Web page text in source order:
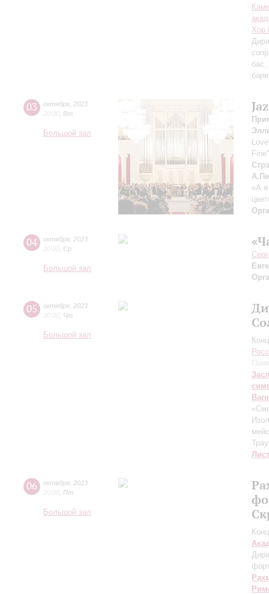
Хор
бас;
03 октября 2023
20:00 Вт
Большой зал
«А
04 октября 2023
20:00 Ср
Большой зал
05 октября 2023
20:00 Чт
Большой зал
Лист
06 октября 2023
20:00 Пт
Большой зал